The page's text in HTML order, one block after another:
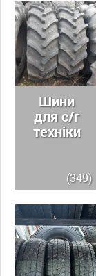
Шини
для с/г
техніки
(349)